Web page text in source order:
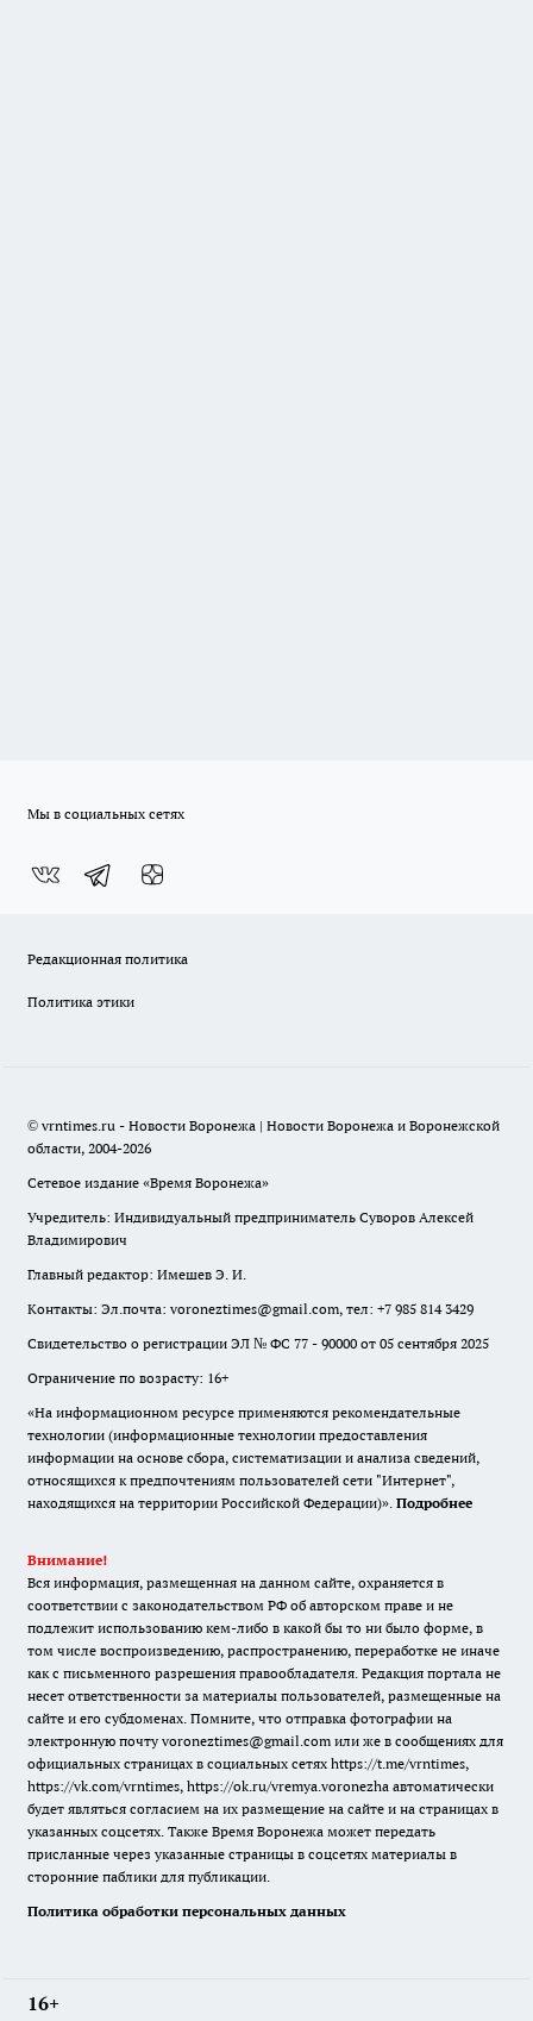
Мы в социальных сетях
Редакционная политика
Политика этики
© vrntimes.ru - Новости Воронежа | Новости Воронежа и Воронежской
области, 2004-2026
Сетевое издание «Время Воронежа»
Учредитель: Индивидуальный предприниматель Суворов Алексей
Владимирович
Главный редактор: Имешев Э. И.
Контакты: Эл.почта: voroneztimes@gmail.com, тел: +7 985 814 3429
Свидетельство о регистрации ЭЛ № ФС 77 - 90000 от 05 сентября 2025
Ограничение по возрасту: 16+
«На информационном ресурсе применяются рекомендательные
технологии (информационные технологии предоставления
информации на основе сбора, систематизации и анализа сведений,
относящихся к предпочтениям пользователей сети "Интернет",
находящихся на территории Российской Федерации)». Подробнее
Внимание!
Вся информация, размещенная на данном сайте, охраняется в
соответствии с законодательством РФ об авторском праве и не
подлежит использованию кем-либо в какой бы то ни было форме, в
том числе воспроизведению, распространению, переработке не иначе
как с письменного разрешения правообладателя. Редакция портала не
несет ответственности за материалы пользователей, размещенные на
сайте и его субдоменах. Помните, что отправка фотографии на
электронную почту voroneztimes@gmail.com или же в сообщениях для
официальных страницах в социальных сетях https://t.me/vrntimes,
https://vk.com/vrntimes, https://ok.ru/vremya.voronezha автоматически
будет являться согласием на их размещение на сайте и на страницах в
указанных соцсетях. Также Время Воронежа может передать
присланные через указанные страницы в соцсетях материалы в
сторонние паблики для публикации.
Политика обработки персональных данных
16+